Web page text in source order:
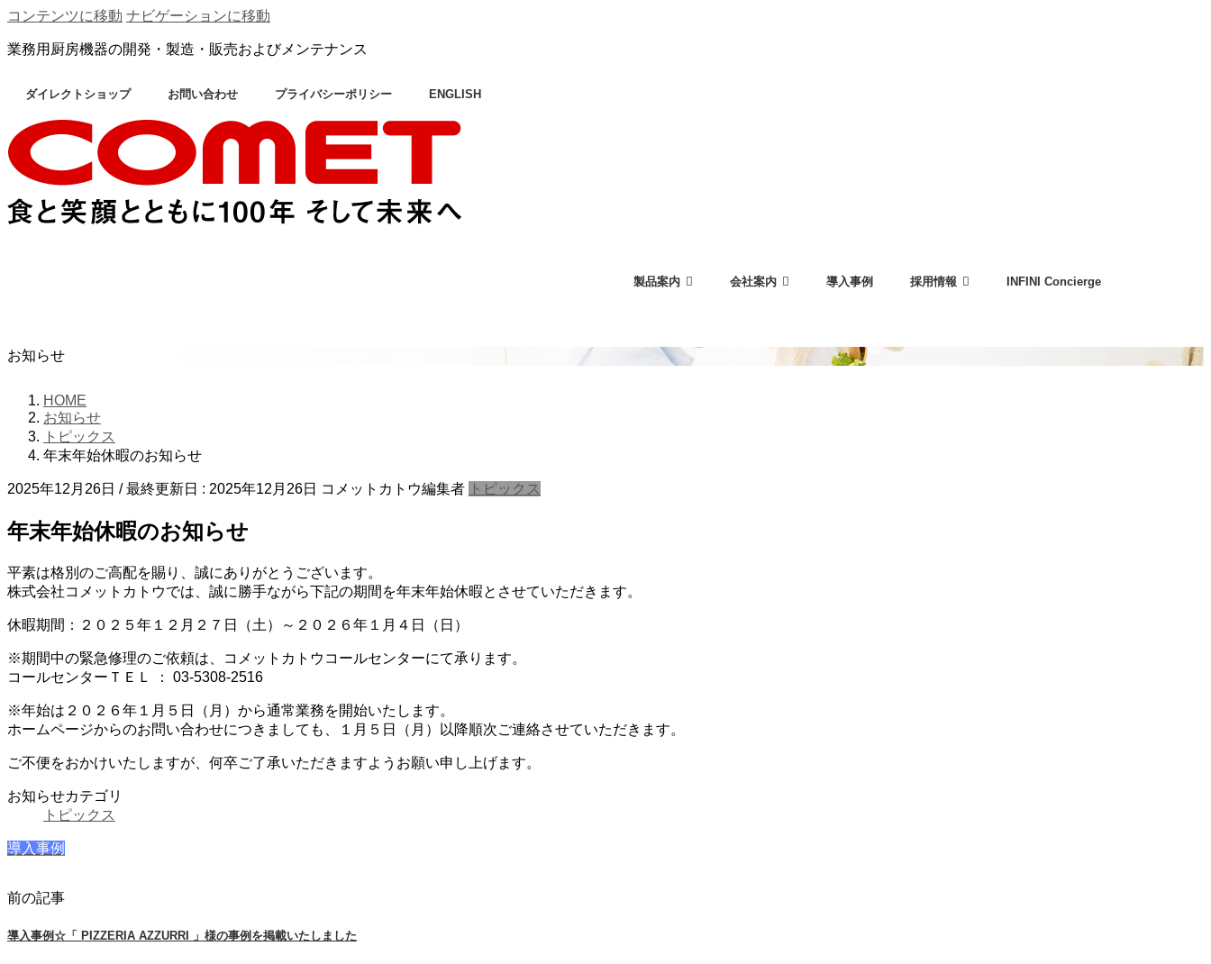
コンテンツに移動 ナビゲーションに移動
業務用厨房機器の開発・製造・販売およびメンテナンス
ダイレクトショップ お問い合わせ プライバシーポリシー ENGLISH
製品案内 会社案内 導入事例 採用情報 INFINI Concierge
お知らせ
HOME
お知らせ
トピックス
年末年始休暇のお知らせ
2025年12月26日 / 最終更新日 : 2025年12月26日 コメットカトウ編集者 トピックス
年末年始休暇のお知らせ
平素は格別のご高配を賜り、誠にありがとうございます。
株式会社コメットカトウでは、誠に勝手ながら下記の期間を年末年始休暇とさせていただきます。
休暇期間：２０２５年１２月２７日（土）～２０２６年１月４日（日）
※期間中の緊急修理のご依頼は、コメットカトウコールセンターにて承ります。
コールセンターＴＥＬ ： 03-5308-2516
※年始は２０２６年１月５日（月）から通常業務を開始いたします。
ホームページからのお問い合わせにつきましても、１月５日（月）以降順次ご連絡させていただきます。
ご不便をおかけいたしますが、何卒ご了承いただきますようお願い申し上げます。
お知らせカテゴリ
トピックス
導入事例
前の記事
導入事例☆「 PIZZERIA AZZURRI 」様の事例を掲載いたしました